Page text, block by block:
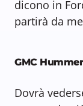
dicono in
partirà da
GMC
Dovrà